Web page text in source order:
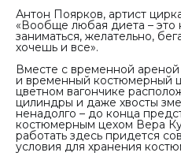
Антон Поярков, артист
«Вообще любая диета – это
заниматься, желательно,
хочешь и все».
Вместе с временной
и временный костюмерный
цветном вагончике
цилиндры и даже хвосты
ненадолго – до конца
костюмерным цехом Вера
работать здесь придется
условия для хранения